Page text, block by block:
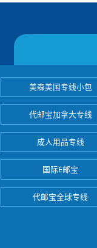
美森美国专线小包
代邮宝加拿大专线
成人用品专线
国际E邮宝
代邮宝全球专线